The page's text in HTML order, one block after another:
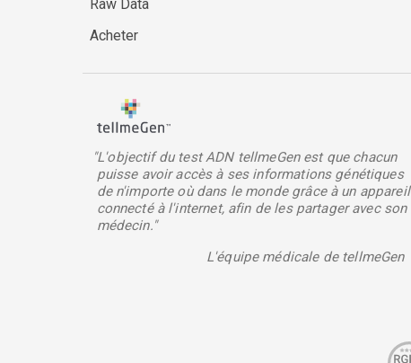
Raw Data
Acheter
"L'objectif du test ADN tellmeGen est que chacun
puisse avoir accès à ses informations génétiques
de n'importe où dans le monde grâce à un appareil
connecté à l'internet, afin de les partager avec son
médecin."
L'équipe médicale de tellmeGen